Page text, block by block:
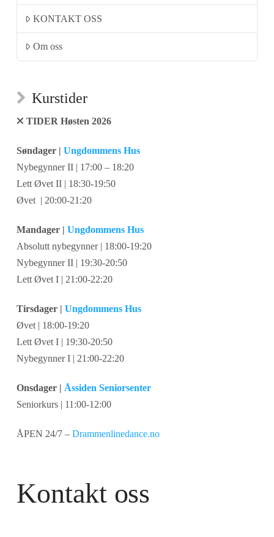
KONTAKT OSS
Om oss
Kurstider
TIDER Høsten 2026
Søndager | Ungdommens Hus
Nybegynner II | 17:00 – 18:20
Lett Øvet II | 18:30-19:50
Øvet | 20:00-21:20
Mandager | Ungdommens Hus
Absolutt nybegynner | 18:00-19:20
Nybegynner II | 19:30-20:50
Lett Øvet I | 21:00-22:20
Tirsdager | Ungdommens Hus
Øvet | 18:00-19:20
Lett Øvet I | 19:30-20:50
Nybegynner I | 21:00-22:20
Onsdager | Åssiden Seniorsenter
Seniorkurs | 11:00-12:00
ÅPEN 24/7 – Drammenlinedance.no
Kontakt oss